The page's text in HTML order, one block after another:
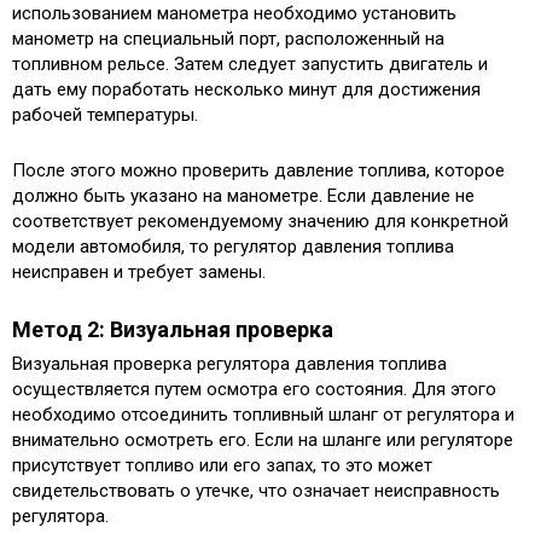
использованием манометра необходимо установить
манометр на специальный порт, расположенный на
топливном рельсе. Затем следует запустить двигатель и
дать ему поработать несколько минут для достижения
рабочей температуры.
После этого можно проверить давление топлива, которое
должно быть указано на манометре. Если давление не
соответствует рекомендуемому значению для конкретной
модели автомобиля, то регулятор давления топлива
неисправен и требует замены.
Метод 2: Визуальная проверка
Визуальная проверка регулятора давления топлива
осуществляется путем осмотра его состояния. Для этого
необходимо отсоединить топливный шланг от регулятора и
внимательно осмотреть его. Если на шланге или регуляторе
присутствует топливо или его запах, то это может
свидетельствовать о утечке, что означает неисправность
регулятора.